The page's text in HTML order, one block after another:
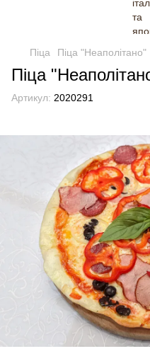
Піца Піца "Неаполітано"
Піца
Артикул: 2020291